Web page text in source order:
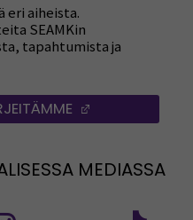
eri aiheista.
SEAMKin
tapahtumista ja
MEDIASSA